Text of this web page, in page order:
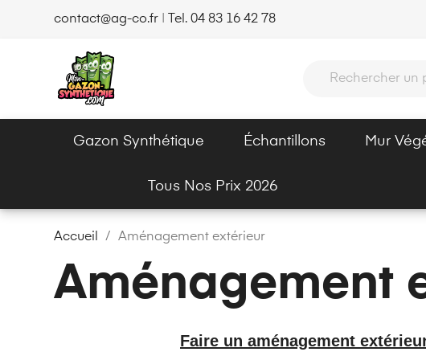
contact@ag-co.fr Tel. 04 83 16 42 78
Gazon Synthétique Échantillons Mur
Tous Nos Prix 2026
Accueil Aménagement extérieur
Aménagement
Faire un aménagement